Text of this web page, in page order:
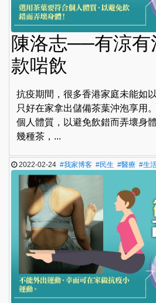
陳洛志──有涼有
款啱飲
抗疫期間，很多香港家庭未能如
只好在家拿出儲備茶葉沖泡享用
個人體質，以避免飲錯而弄壞身
幾種茶，...
2022-02-24#我家博客 #民生 #醫療 #生